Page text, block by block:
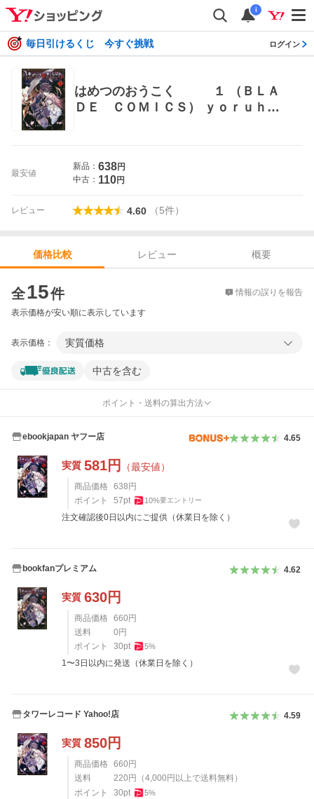
i
毎日引けるくじ 今すぐ挑戦 ログイン
はめつのおうこく １ （ＢＬＡ
ＤＥ ＣＯＭＩＣＳ） ｙｏｒｕｈａ
最安値
新品： 638円
中古： 110円
レビュー 4.60 （5件）
価格比較 レビュー
概要
全15件 情報の誤りを報告
表示価格が安い順に表示しています
表示価格： 実質価格
中古を含む
ポイント・送料の算出方法
ebookjapan ヤフー店 4.65
実質 581円 （最安値）
商品価格 638 円
ポイント
57pt 10%要エントリー
注文確認後0日以内にご提供（休業日を除く）
bookfanプレミアム 4.62
実質 630円
商品価格 660 円
送料
0 円
ポイント
30pt 5%
1〜3日以内に発送（休業日を除く）
タワーレコード Yahoo!店 4.59
実質 850円
商品価格 660 円
送料
220 円 （4,000 円以上で送料無料）
ポイント
30pt 5%